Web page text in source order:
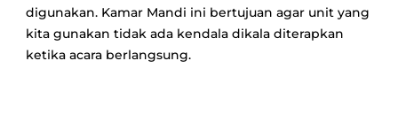
digunakan. Kamar Mandi ini bertujuan agar unit yang
kita gunakan tidak ada kendala dikala diterapkan
ketika acara berlangsung.